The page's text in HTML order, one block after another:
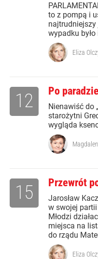
to z pompą i
najtrudniejszy
wypadku
Eliza
Po
Nienawiść do
starożytni
wygląda
12
Przewrót
Jarosław
w swojej
Młodzi
miejsca na
do rządu
15
Eliza